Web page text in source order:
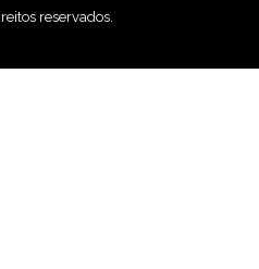
reservados.